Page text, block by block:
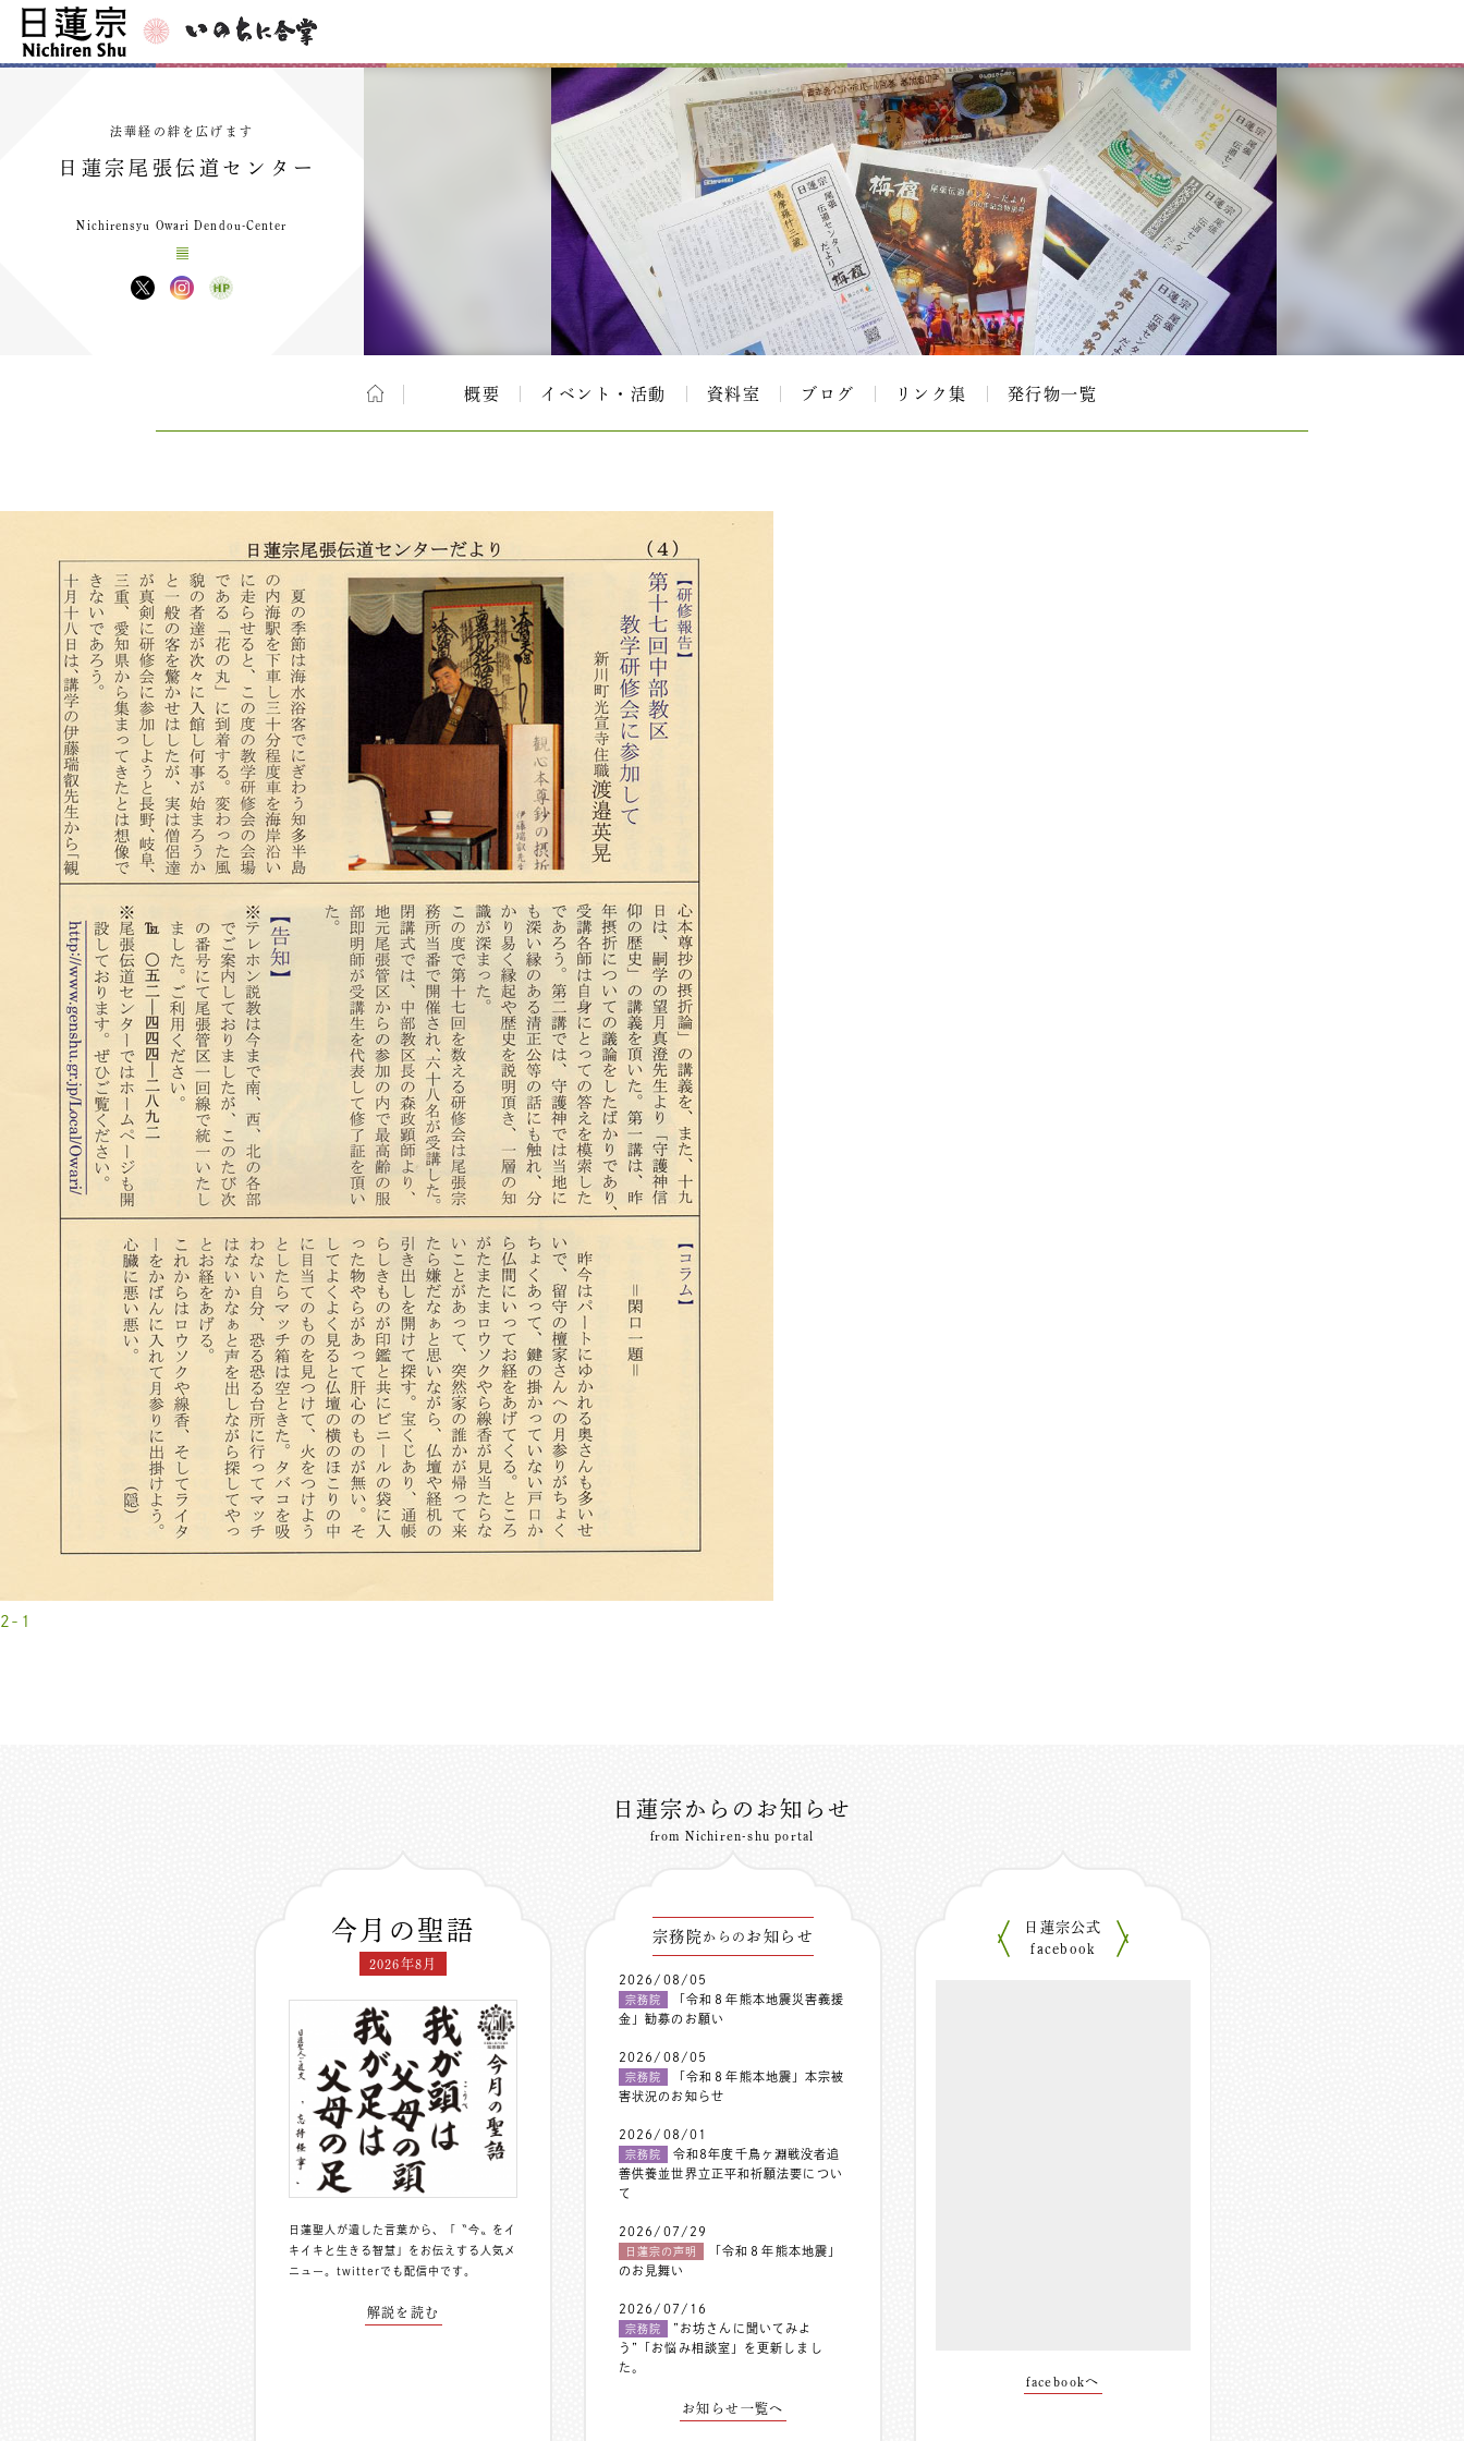
法華経の絆を広げます
日蓮宗尾張伝道センター
Nichirensyu Owari Dendou-Center
概要 イベント・活動 資料室 ブログ リンク集 発行物一覧
2-1
日蓮宗からのお知らせ
from Nichiren-shu portal
今月の聖語
2026年8月
日蓮聖人が遺した言葉から、「〝今〟をイ
キイキと生きる智慧」をお伝えする人気メ
ニュー。 twitterでも配信中 です。
解説を読む
宗務院からの お知らせ
2026/08/05
宗務院
「令和８年熊本地震災害義援
金」勧募のお願い
2026/08/05
宗務院
「令和８年熊本地震」本宗被
害状況のお知らせ
2026/08/01
宗務院
令和8年度千鳥ヶ淵戦没者追
善供養並世界立正平和祈願法要につい
て
2026/07/29
日蓮宗の声明
「令和８年熊本地震」
のお見舞い
2026/07/16
宗務院
”お坊さんに聞いてみよ
う”「お悩み相談室」を更新しまし
た。
お知らせ一覧へ
日蓮宗公式
facebook
facebookへ